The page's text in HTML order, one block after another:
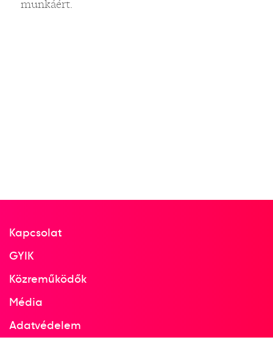
munkáért.
Kapcsolat
GYIK
Közreműködők
Média
Adatvédelem